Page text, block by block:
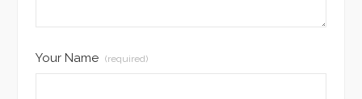
Your Name (required)